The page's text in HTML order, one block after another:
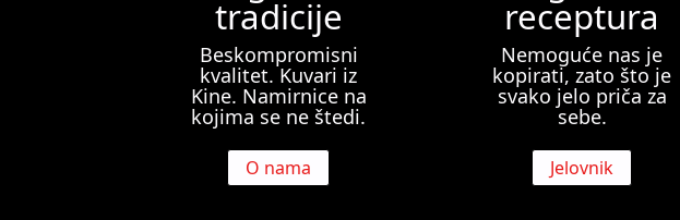
tradicije
Beskompromisni
kvalitet. Kuvari iz
Kine. Namirnice na
kojima se ne štedi.
O nama
receptura
Nemoguće nas je
kopirati, zato što je
svako jelo priča za
sebe.
Jelovnik